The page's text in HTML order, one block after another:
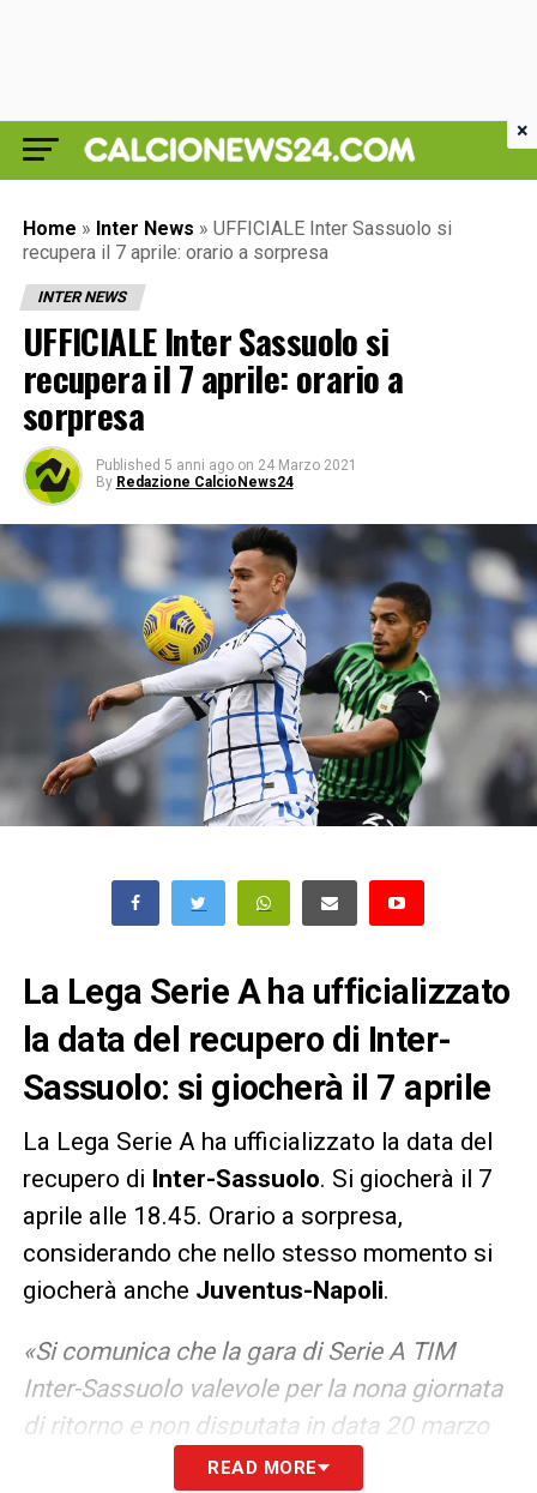
Home » Inter News » UFFICIALE Inter Sassuolo si
recupera il 7 aprile: orario a sorpresa
INTER NEWS
UFFICIALE Inter Sassuolo si
recupera il 7 aprile: orario a
sorpresa
Published 5 anni ago on 24 Marzo 2021
By Redazione CalcioNews24
La Lega Serie A ha ufficializzato
la data del recupero di Inter-
Sassuolo: si giocherà il 7 aprile
La Lega Serie A ha ufficializzato la data del
recupero di Inter-Sassuolo. Si giocherà il 7
aprile alle 18.45. Orario a sorpresa,
considerando che nello stesso momento si
giocherà anche Juventus-Napoli.
«Si comunica che la gara di Serie A TIM
Inter-Sassuolo valevole per la nona giornata
di ritorno e non disputata in data 20 marzo
2021, sarà recuperata mercoledì 7 aprile
READ MORE
×